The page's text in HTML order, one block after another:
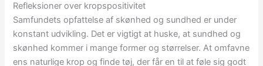
Refleksioner over kropspositivitet
Samfundets opfattelse af skønhed og sundhed er under
konstant udvikling. Det er vigtigt at huske, at sundhed og
skønhed kommer i mange former og størrelser. At omfavne
ens naturlige krop og finde tøj, der får en til at føle sig godt